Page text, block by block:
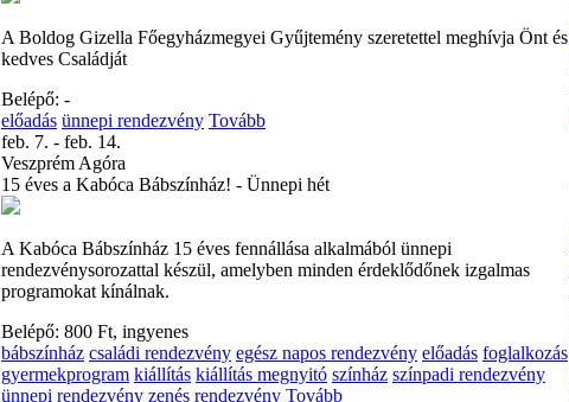
A Boldog Gizella Főegyházmegyei Gyűjtemény szeretettel meghívja Önt és
kedves Családját
Belépő: -
előadás ünnepi rendezvény Tovább
feb. 7. - feb. 14.
Veszprém Agóra
15 éves a Kabóca Bábszínház! - Ünnepi hét
A Kabóca Bábszínház 15 éves fennállása alkalmából ünnepi
rendezvénysorozattal készül, amelyben minden érdeklődőnek izgalmas
programokat kínálnak.
Belépő: 800 Ft, ingyenes
bábszínház családi rendezvény egész napos rendezvény előadás foglalkozás
gyermekprogram kiállítás kiállítás megnyitó színház színpadi rendezvény
ünnepi rendezvény zenés rendezvény Tovább